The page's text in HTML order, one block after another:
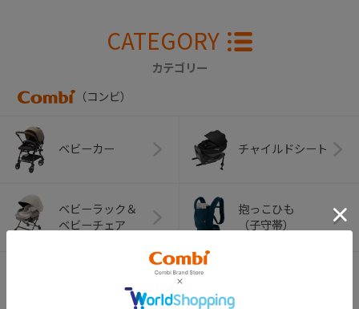
CATEGORY
カテゴリー
（コンビ）
ベビーカー チャイルドシート
ベビーラック＆
ベビーチェア
抱っこひも
（子守帯）